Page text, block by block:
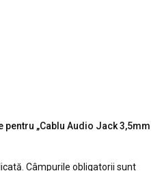
„Cablu Audio Jack 3,5mm
Câmpurile obligatorii sunt